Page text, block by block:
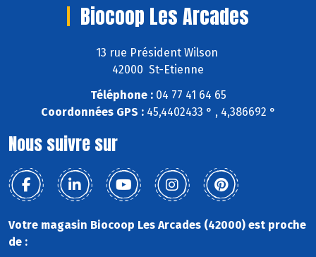
Biocoop Les Arcades
13 rue Président Wilson
42000 St-Etienne
Téléphone :04 77 41 64 65
Coordonnées GPS :45,4402433 ° , 4,386692 °
Nous suivre sur
Votre magasin Biocoop Les Arcades (42000) est proche
de :